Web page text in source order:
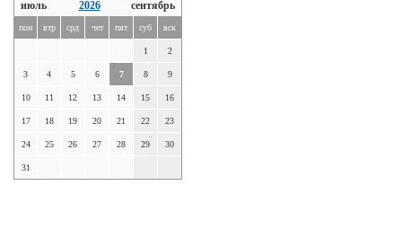
2026
пон втр срд чет пят суб вск
1 2
3 4 5 6 7 8 9
10 11 12 13 14 15 16
17 18 19 20 21 22 23
24 25 26 27 28 29 30
31